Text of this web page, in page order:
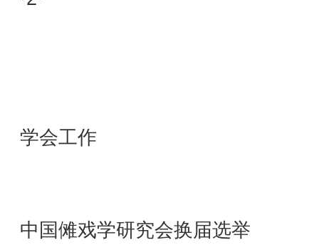
学会工作
中国傩戏学研究会换届选举